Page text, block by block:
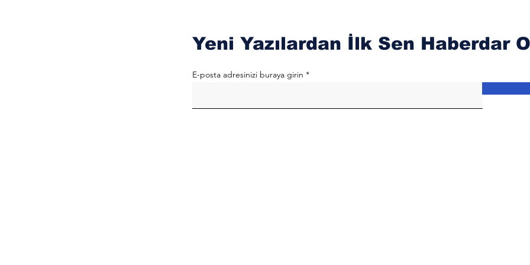
Yeni Yazılardan İlk Sen Haberdar
E-posta adresinizi buraya girin